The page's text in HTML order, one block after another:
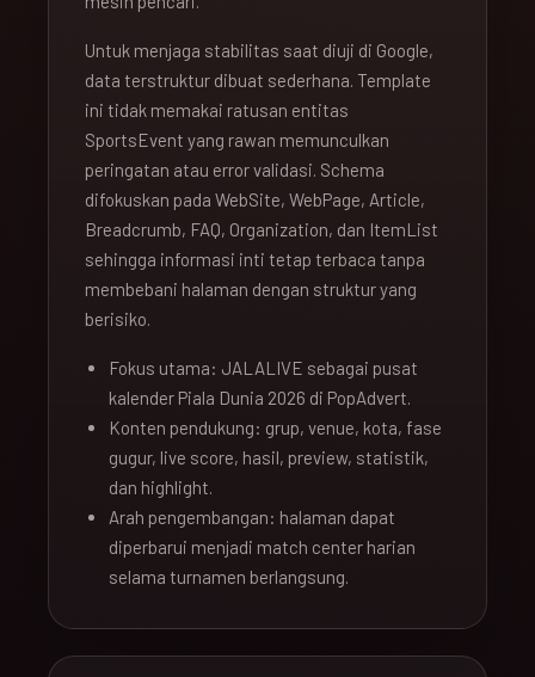
Untuk menjaga stabilitas saat diuji di Google,
data terstruktur dibuat sederhana. Template
ini tidak memakai ratusan entitas
SportsEvent yang rawan memunculkan
peringatan atau error validasi. Schema
difokuskan pada WebSite, WebPage, Article,
Breadcrumb, FAQ, Organization, dan ItemList
sehingga informasi inti tetap terbaca tanpa
membebani halaman dengan struktur yang
berisiko.
Fokus utama: JALALIVE sebagai pusat
kalender Piala Dunia 2026 di PopAdvert.
Konten pendukung: grup, venue, kota, fase
gugur, live score, hasil, preview, statistik,
dan highlight.
Arah pengembangan: halaman dapat
diperbarui menjadi match center harian
selama turnamen berlangsung.